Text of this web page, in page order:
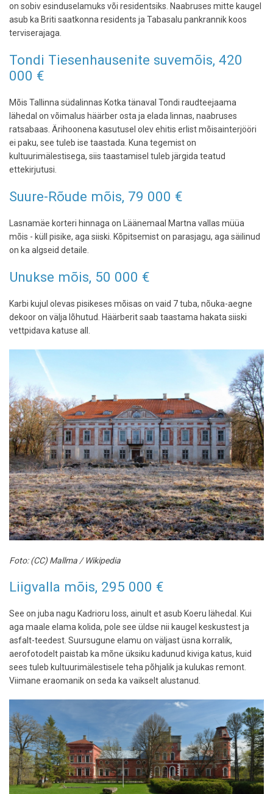
on sobiv esinduselamuks või residentsiks. Naabruses mitte kaugel
asub ka Briti saatkonna residents ja Tabasalu pankrannik koos
terviserajaga.
Tondi Tiesenhausenite suvemõis, 420
000 €
Mõis Tallinna südalinnas Kotka tänaval Tondi raudteejaama
lähedal on võimalus häärber osta ja elada linnas, naabruses
ratsabaas. Ärihoonena kasutusel olev ehitis erlist mõisainterjööri
ei paku, see tuleb ise taastada. Kuna tegemist on
kultuurimälestisega, siis taastamisel tuleb järgida teatud
ettekirjutusi.
Suure-Rõude mõis, 79 000 €
Lasnamäe korteri hinnaga on Läänemaal Martna vallas müüa
mõis - küll pisike, aga siiski. Kõpitsemist on parasjagu, aga säilinud
on ka algseid detaile.
Unukse mõis, 50 000 €
Karbi kujul olevas pisikeses mõisas on vaid 7 tuba, nõuka-aegne
dekoor on välja lõhutud. Häärberit saab taastama hakata siiski
vettpidava katuse all.
Foto: (CC) Mallma / Wikipedia
Liigvalla mõis, 295 000 €
See on juba nagu Kadrioru loss, ainult et asub Koeru lähedal. Kui
aga maale elama kolida, pole see üldse nii kaugel keskustest ja
asfalt-teedest. Suursugune elamu on väljast üsna korralik,
aerofotodelt paistab ka mõne üksiku kadunud kiviga katus, kuid
sees tuleb kultuurimälestisele teha põhjalik ja kulukas remont.
Viimane eraomanik on seda ka vaikselt alustanud.